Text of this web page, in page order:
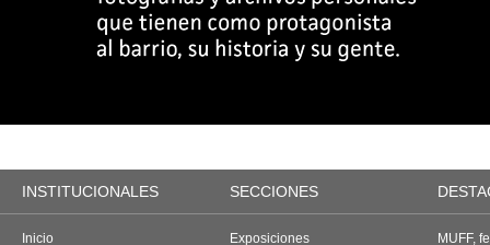
INSTITUCIONALES SECCIONES
Inicio
Exposiciones
MUFF,